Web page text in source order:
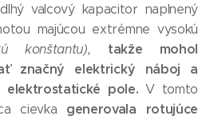
dlhý valcový kapacitor naplnený
majúcou extrémne vysokú
konštantu), takže mohol
značný elektrický náboj a
elektrostatické pole.V tomto
cievka generovala rotujúce